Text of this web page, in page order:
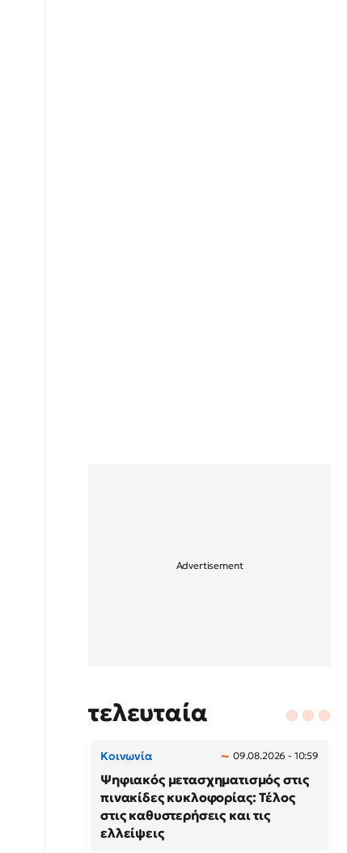
τελευταία
Κοινωνία 09.08.2026 - 10:59
Ψηφιακός μετασχηματισμός στις
πινακίδες κυκλοφορίας: Τέλος
στις καθυστερήσεις και τις
ελλείψεις